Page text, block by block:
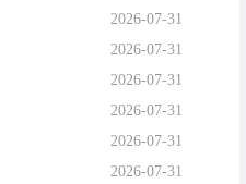
2026-07-31
2026-07-31
2026-07-31
2026-07-31
2026-07-31
2026-07-31